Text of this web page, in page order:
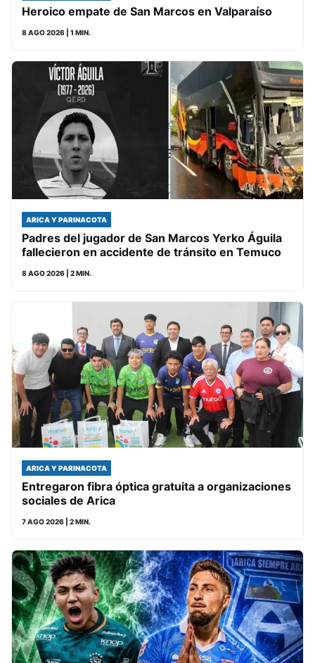
Heroico empate de San Marcos en Valparaíso
8 AGO 2026 | 1 MIN.
ARICA Y PARINACOTA
Padres del jugador de San Marcos Yerko Águila
fallecieron en accidente de tránsito en Temuco
8 AGO 2026 | 2 MIN.
ARICA Y PARINACOTA
Entregaron fibra óptica gratuita a organizaciones
sociales de Arica
7 AGO 2026 | 2 MIN.